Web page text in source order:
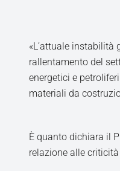
«L’attuale instabilità
rallentamento del
energetici e
materiali da
È quanto dichiara il
relazione alle